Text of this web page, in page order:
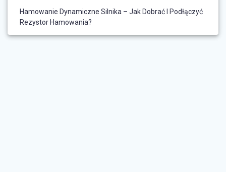
Hamowanie Dynamiczne Silnika – Jak Dobrać I Podłączyć
Rezystor Hamowania?